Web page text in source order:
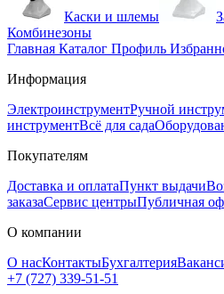
Каски и шлемы
Комбинезоны
Главная Каталог Профиль
Информация
ЭлектроинструментРучной
инструментВсё для сада
Покупателям
Доставка и оплатаПункт выдачи
заказаСервис центрыПубличная
О компании
О насКонтактыБухгалтерия
+7 (727) 339-51-51